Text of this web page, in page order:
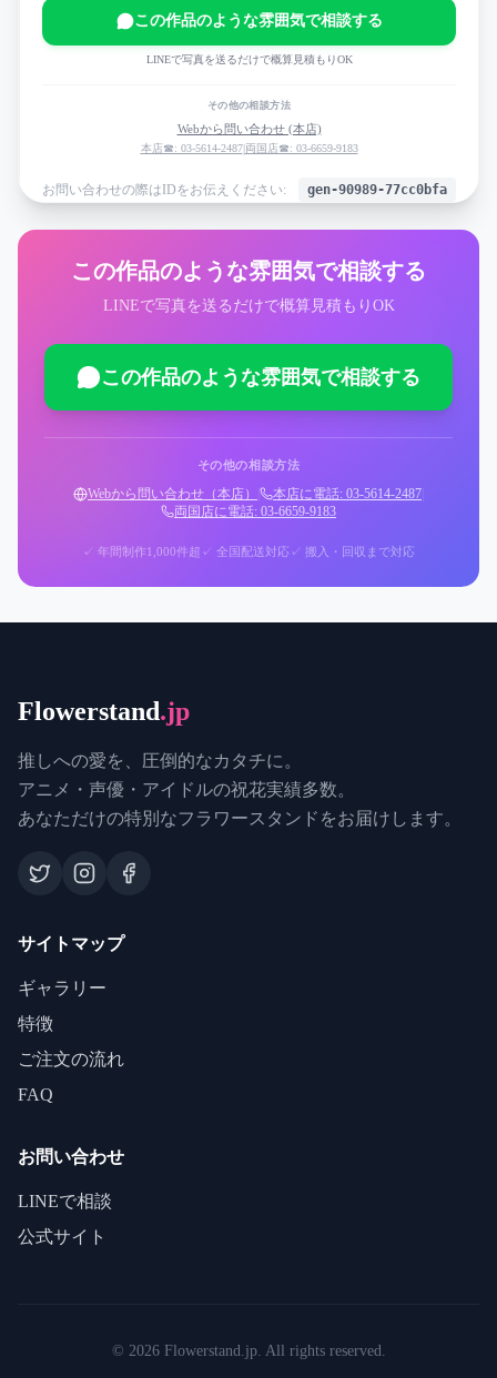
この作品のような雰囲気で相談する
LINEで写真を送るだけで概算見積もりOK
その他の相談方法
Webから問い合わせ (本店)
本店☎: 03-5614-2487|両国店☎: 03-6659-9183
お問い合わせの際はIDをお伝えください: gen-90989-77cc0bfa
この作品のような雰囲気で相談する
LINEで写真を送るだけで概算見積もりOK
この作品のような雰囲気で相談する
その他の相談方法
Webから問い合わせ（本店） 本店に電話: 03-5614-2487
両国店に電話: 03-6659-9183
✓ 年間制作1,000件超 ✓ 全国配送対応 ✓ 搬入・回収まで対応
Flowerstand.jp
推しへの愛を、圧倒的なカタチに。
アニメ・声優・アイドルの祝花実績多数。
あなただけの特別なフラワースタンドをお届けします。
サイトマップ
ギャラリー
特徴
ご注文の流れ
FAQ
お問い合わせ
LINEで相談
公式サイト
© 2026Flowerstand.jp. All rights reserved.